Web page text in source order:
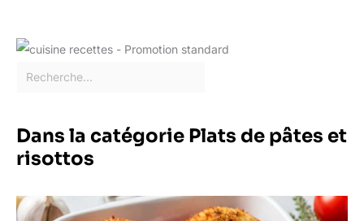
Dans la catégorie Plats de pâtes et
risottos